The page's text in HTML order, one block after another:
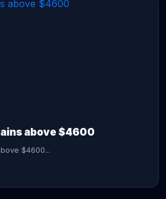
above $4600
$4600...